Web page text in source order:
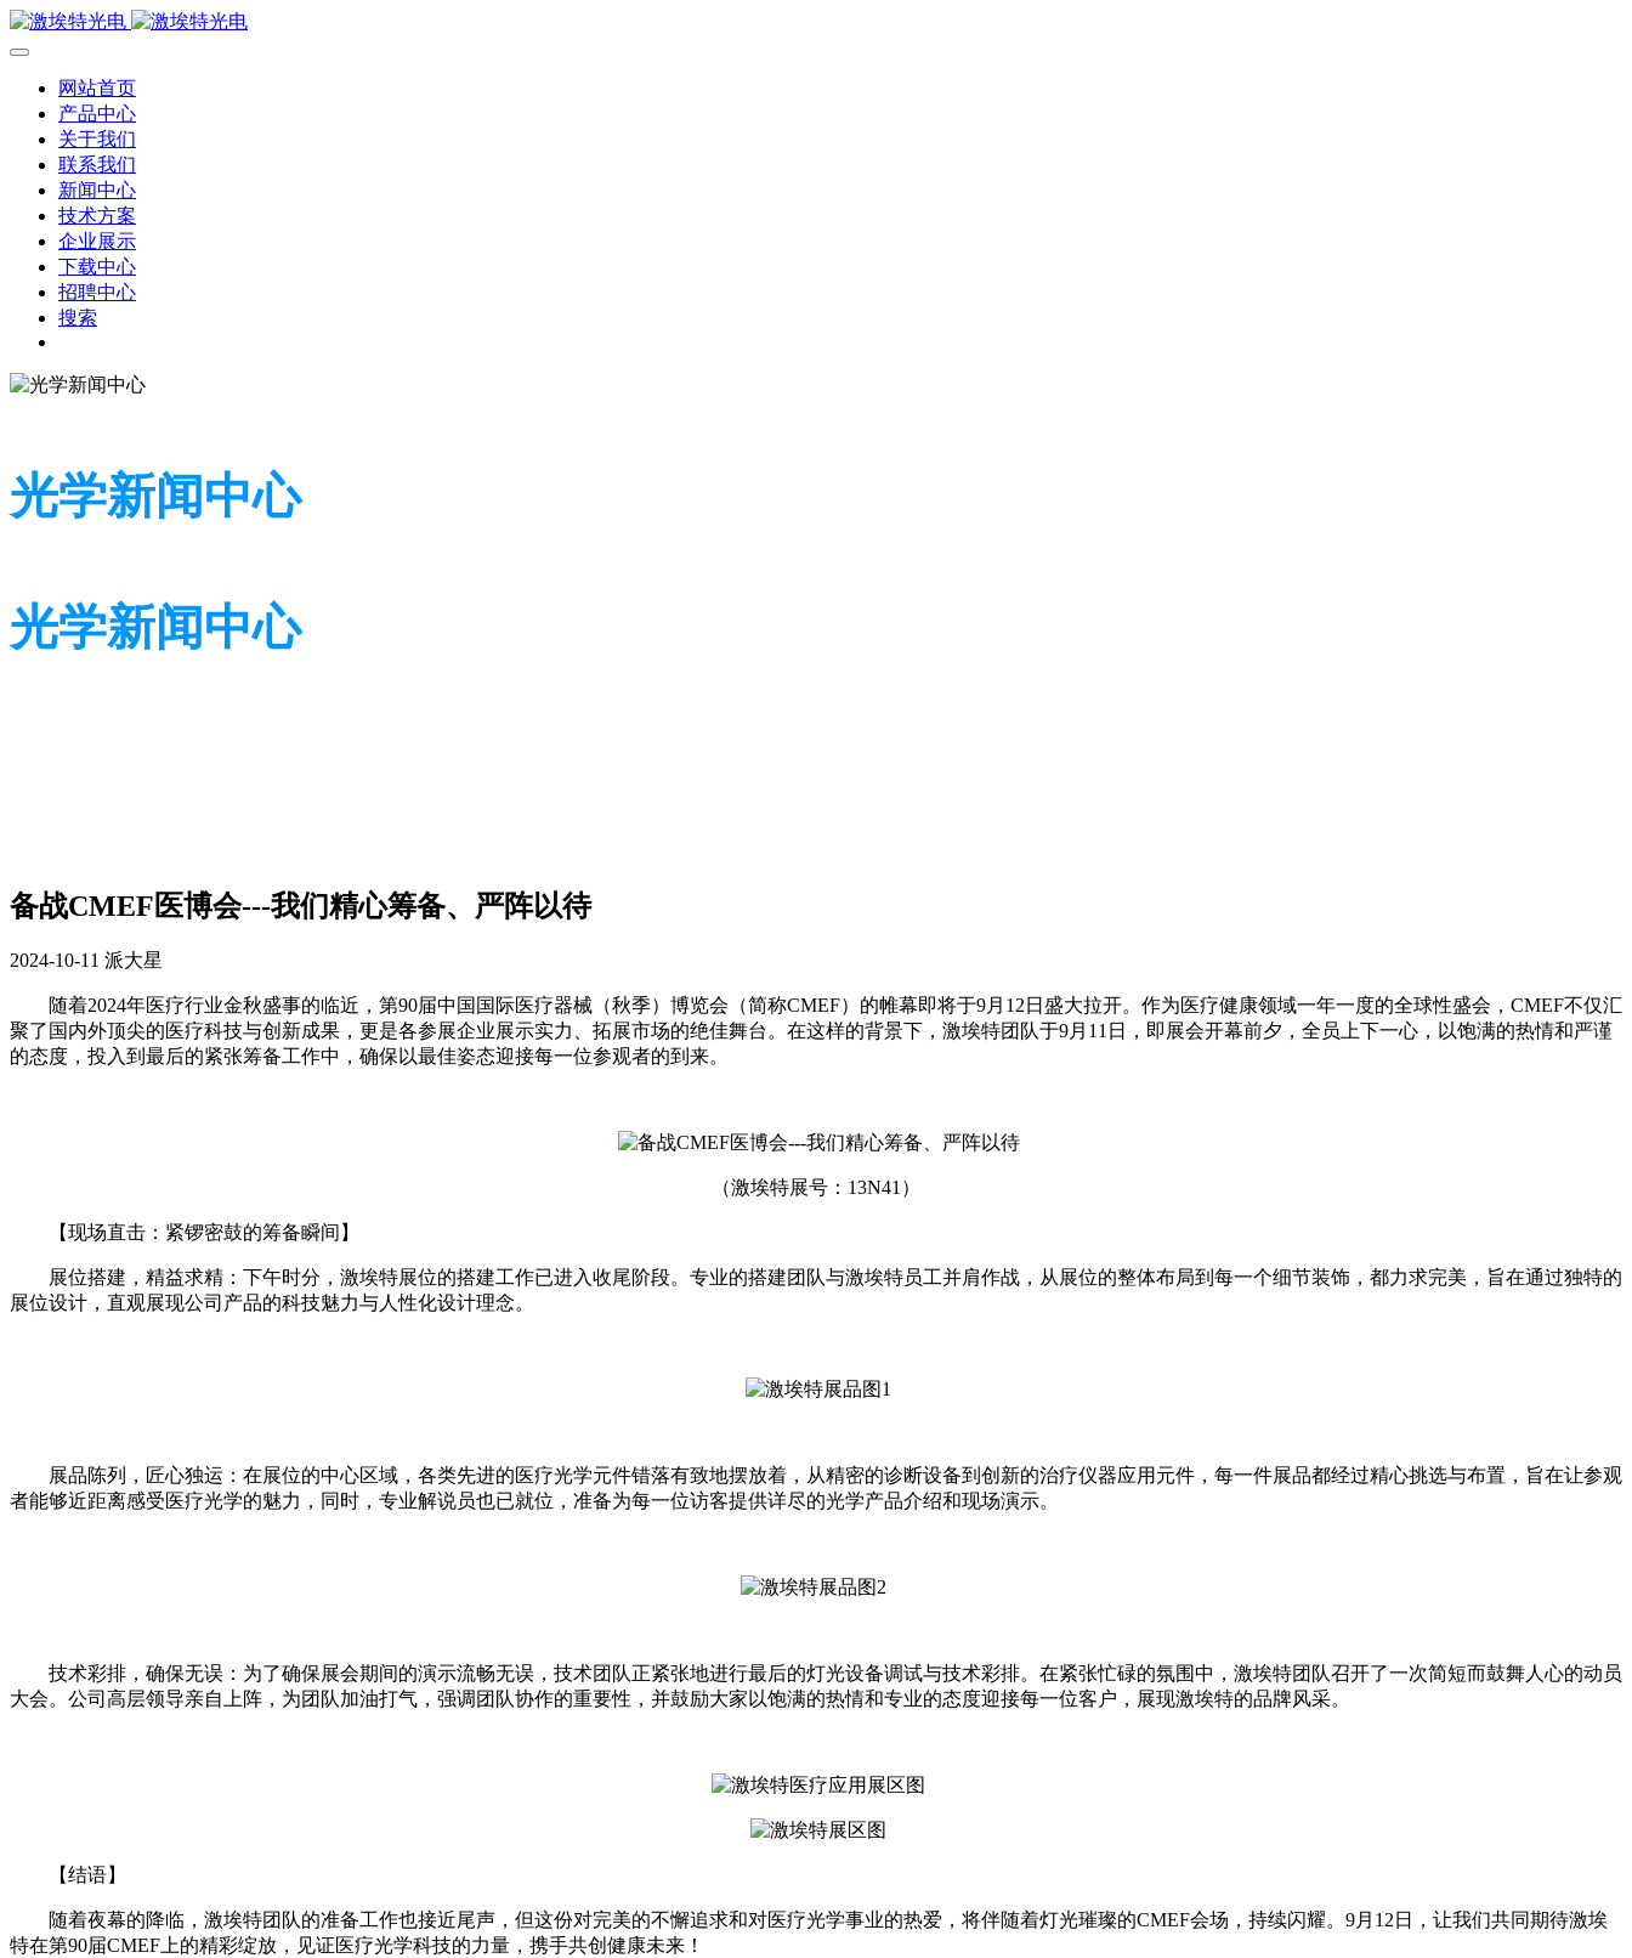
网站首页
产品中心
关于我们
联系我们
新闻中心
技术方案
企业展示
下载中心
招聘中心
搜索
光学新闻中心
光学新闻中心
备战CMEF医博会---我们精心筹备、严阵以待
2024-10-11 派大星
随着2024年医疗行业金秋盛事的临近，第90届中国国际医疗器械（秋季）博览会（简称CMEF）的帷幕即将于9月12日盛大拉开。作为医疗健康领域一年一度的全球性盛会，CMEF不仅汇
聚了国内外顶尖的医疗科技与创新成果，更是各参展企业展示实力、拓展市场的绝佳舞台。在这样的背景下，激埃特团队于9月11日，即展会开幕前夕，全员上下一心，以饱满的热情和严谨
的态度，投入到最后的紧张筹备工作中，确保以最佳姿态迎接每一位参观者的到来。
（激埃特展号：13N41）
【现场直击：紧锣密鼓的筹备瞬间】
展位搭建，精益求精：下午时分，激埃特展位的搭建工作已进入收尾阶段。专业的搭建团队与激埃特员工并肩作战，从展位的整体布局到每一个细节装饰，都力求完美，旨在通过独特的
展位设计，直观展现公司产品的科技魅力与人性化设计理念。
展品陈列，匠心独运：在展位的中心区域，各类先进的医疗光学元件错落有致地摆放着，从精密的诊断设备到创新的治疗仪器应用元件，每一件展品都经过精心挑选与布置，旨在让参观
者能够近距离感受医疗光学的魅力，同时，专业解说员也已就位，准备为每一位访客提供详尽的光学产品介绍和现场演示。
技术彩排，确保无误：为了确保展会期间的演示流畅无误，技术团队正紧张地进行最后的灯光设备调试与技术彩排。 在紧张忙碌的氛围中，激埃特团队召开了一次简短而鼓舞人心的动员
大会。公司高层领导亲自上阵，为团队加油打气，强调团队协作的重要性，并鼓励大家以饱满的热情和专业的态度迎接每一位客户，展现激埃特的品牌风采。
【结语】
随着夜幕的降临，激埃特团队的准备工作也接近尾声，但这份对完美的不懈追求和对医疗光学事业的热爱，将伴随着灯光璀璨的CMEF会场，持续闪耀。9月12日，让我们共同期待激埃
特在第90届CMEF上的精彩绽放，见证医疗光学科技的力量，携手共创健康未来！